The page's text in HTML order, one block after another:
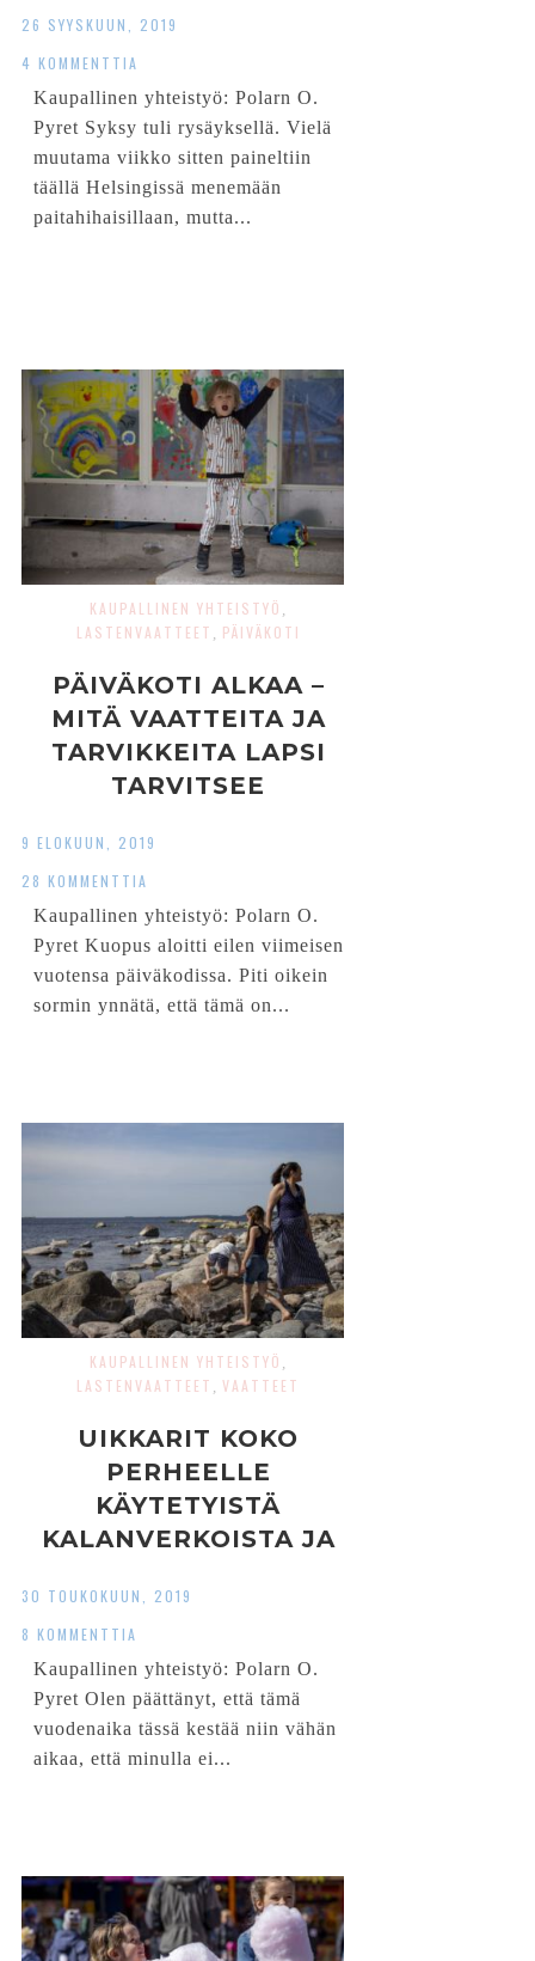
26 SYYSKUUN, 2019
4 KOMMENTTIA
Kaupallinen yhteistyö: Polarn O.
Pyret Syksy tuli rysäyksellä. Vielä
muutama viikko sitten paineltiin
täällä Helsingissä menemään
paitahihaisillaan, mutta...
KAUPALLINEN YHTEISTYÖ
LASTENVAATTEET PÄIVÄKOTI
PÄIVÄKOTI ALKAA –
MITÄ VAATTEITA JA
TARVIKKEITA LAPSI
TARVITSEE
9 ELOKUUN, 2019
28 KOMMENTTIA
Kaupallinen yhteistyö: Polarn O.
Pyret Kuopus aloitti eilen viimeisen
vuotensa päiväkodissa. Piti oikein
sormin ynnätä, että tämä on...
KAUPALLINEN YHTEISTYÖ
LASTENVAATTEET ,VAATTEET
UIKKARIT KOKO
PERHEELLE
KÄYTETYISTÄ
KALANVERKOISTA JA
30 TOUKOKUUN, 2019
8 KOMMENTTIA
Kaupallinen yhteistyö: Polarn O.
Pyret Olen päättänyt, että tämä
vuodenaika tässä kestää niin vähän
aikaa, että minulla ei...